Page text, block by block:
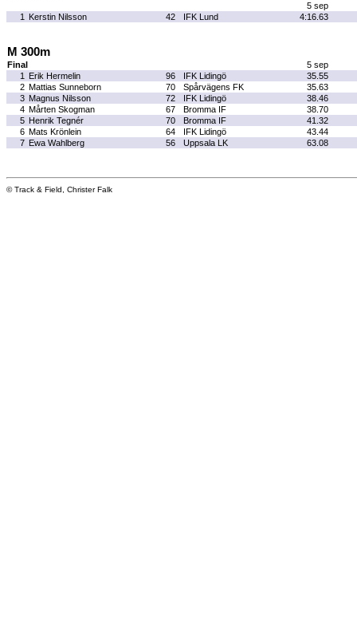
5 sep
1
Kerstin Nilsson 42 IFK Lund 4:16.63
M 300m
Final
5 sep
1
Erik Hermelin 96 IFK Lidingö
35.55
2 Mattias Sunneborn 70 Spårvägens FK
35.63
3 Magnus Nilsson 72 IFK Lidingö
38.46
4 Mårten Skogman 67 Bromma IF
38.70
5 Henrik Tegnér 70 Bromma IF
41.32
6 Mats Krönlein 64 IFK Lidingö
43.44
7 Ewa Wahlberg 56 Uppsala LK 63.08
© Track & Field, Christer Falk